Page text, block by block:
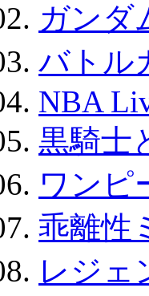
ガンダ
バトル
NBA
黒騎士
ワンピ
乖離性
レジェ